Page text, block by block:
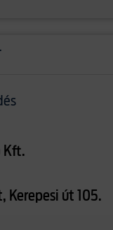
Kft.
Kerepesi út 105.